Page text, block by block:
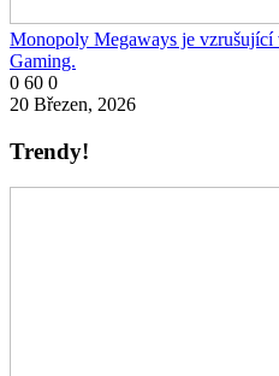
Monopoly Megaways je
Gaming.
0 60 0
20 Březen, 2026
Trendy!